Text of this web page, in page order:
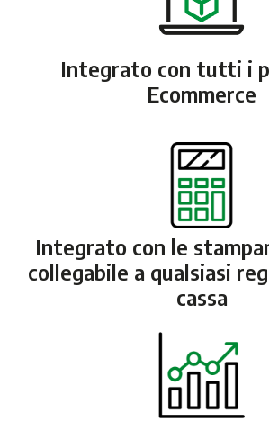
Integrato con tutti i
Ecommerce
Integrato con le
collegabile a qualsiasi
cassa